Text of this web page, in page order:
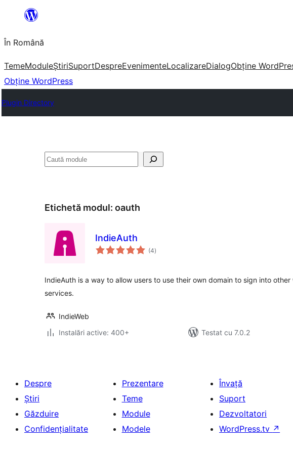
conținut
În Română
TemeModuleȘtiriSuportDespreEvenimenteLocalizareDialogObține
Obține WordPress
Plugin Directory
Caută
Etichetă modul: oauth
IndieAuth
(4total
aprecieri
)
IndieAuth is a way to allow users to use their own domain to sign into other
services.
IndieWeb
Instalări active: 400+
Testat cu 7.0.2
Despre
Știri
Găzduire
Confidențialitate
Prezentare
Teme
Module
Modele
Învață
Suport
Dezvoltatori
WordPress.tv ↗